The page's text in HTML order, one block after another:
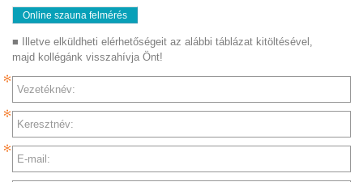
Online szauna felmérés
■ Illetve elküldheti elérhetőségeit az alábbi táblázat kitöltésével,
majd kollégánk visszahívja Önt!
Vezetéknév:
Keresztnév:
E-mail: